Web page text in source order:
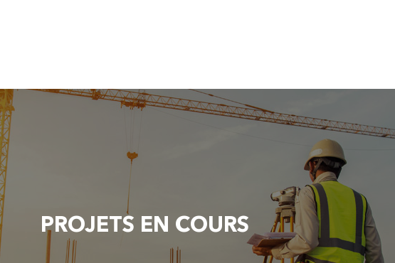
PROJETS EN COURS